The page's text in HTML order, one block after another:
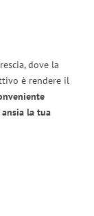
dove la
è rendere il
la tua